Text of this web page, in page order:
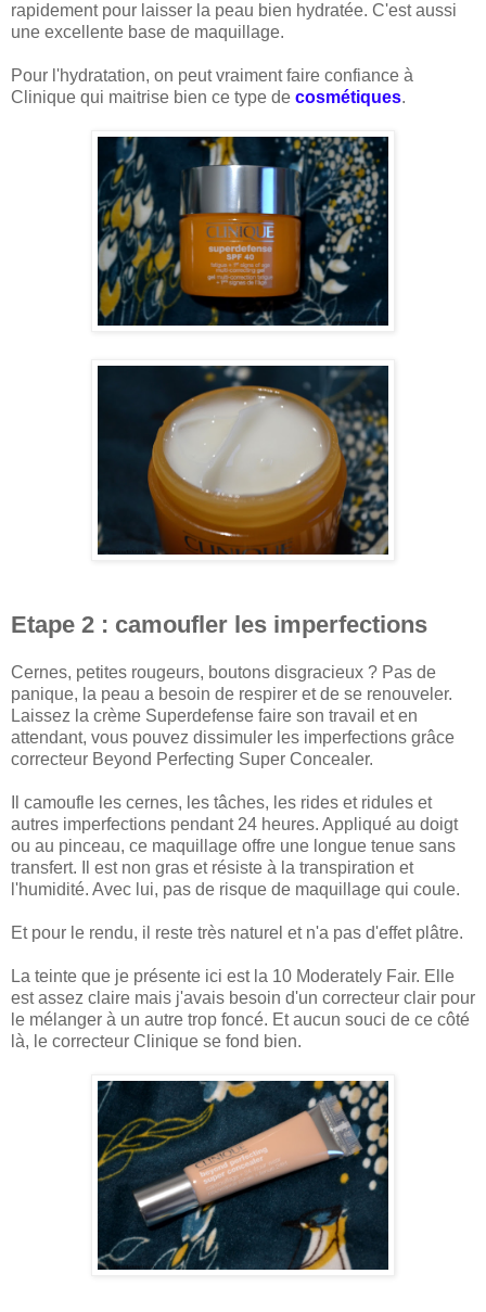
rapidement pour laisser la peau bien hydratée. C'est aussi
une excellente base de maquillage.
Pour l'hydratation, on peut vraiment faire confiance à
Clinique qui maitrise bien ce type de cosmétiques.
Etape 2 : camoufler les imperfections
Cernes, petites rougeurs, boutons disgracieux ? Pas de
panique, la peau a besoin de respirer et de se renouveler.
Laissez la crème Superdefense faire son travail et en
attendant, vous pouvez dissimuler les imperfections grâce
correcteur Beyond Perfecting Super Concealer.
Il camoufle les cernes, les tâches, les rides et ridules et
autres imperfections pendant 24 heures. Appliqué au doigt
ou au pinceau, ce maquillage offre une longue tenue sans
transfert. Il est non gras et résiste à la transpiration et
l'humidité. Avec lui, pas de risque de maquillage qui coule.
Et pour le rendu, il reste très naturel et n'a pas d'effet plâtre.
La teinte que je présente ici est la 10 Moderately Fair. Elle
est assez claire mais j'avais besoin d'un correcteur clair pour
le mélanger à un autre trop foncé. Et aucun souci de ce côté
là, le correcteur Clinique se fond bien.